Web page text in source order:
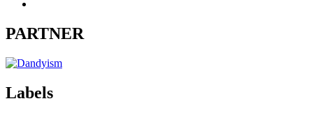
PARTNER
Labels